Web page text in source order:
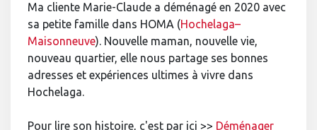
Ma cliente Marie-Claude a déménagé en 2020 avec
sa petite famille dans HOMA (Hochelaga–
Maisonneuve). Nouvelle maman, nouvelle vie,
nouveau quartier, elle nous partage ses bonnes
adresses et expériences ultimes à vivre dans
Hochelaga.
Pour lire son histoire, c'est par ici >> Déménager